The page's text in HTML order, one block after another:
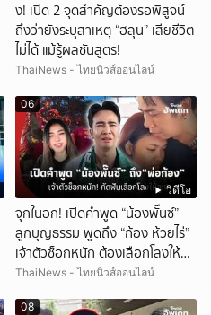
ึ้ง! เปิด 2 จุดสำคัญต้องรอพิสูจน์
ถึงว่ายังระบุสาเหตุ “ฮลุน” เสียชีวิต
ไม่ได้ แม้รู้ผลชันสูตร!
ThaiNews - ไทยนิวส์ออนไลน์
วิดีโอ
06
จุกในอก! เปิดคำพูด “น้องพั๊นซ์”
ลูกบุญธรรม พูดถึง “ก้อง ห้วยไร่”
เจ้าตัวช็อกหนัก ต้องเลือกโลงให้
ลูก!
ThaiNews - ไทยนิวส์ออนไลน์
08